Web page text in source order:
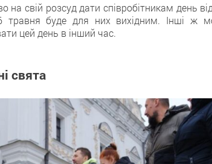
на свій розсуд дати співробітникам день
травня буде для них вихідним. Інші ж
цей день в інший час.
свята